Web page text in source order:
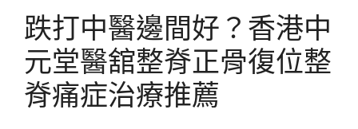
跌打中醫邊間好？香港中
元堂醫舘整脊正骨復位整
脊痛症治療推薦